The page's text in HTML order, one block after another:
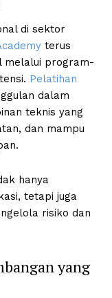
di sektor
terus
melalui program-
Pelatihan
dalam
teknis yang
dan mampu
hanya
tetapi juga
risiko dan
yang